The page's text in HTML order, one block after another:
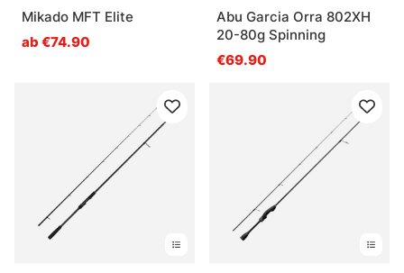
Mikado MFT Elite
ab €74.90
Abu Garcia Orra 802XH
20-80g Spinning
€69.90